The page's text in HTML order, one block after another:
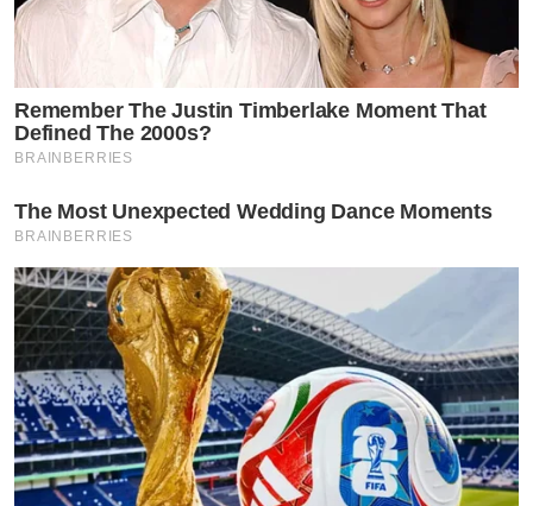
Remember The Justin Timberlake Moment That
Defined The 2000s?
BRAINBERRIES
The Most Unexpected Wedding Dance Moments
BRAINBERRIES